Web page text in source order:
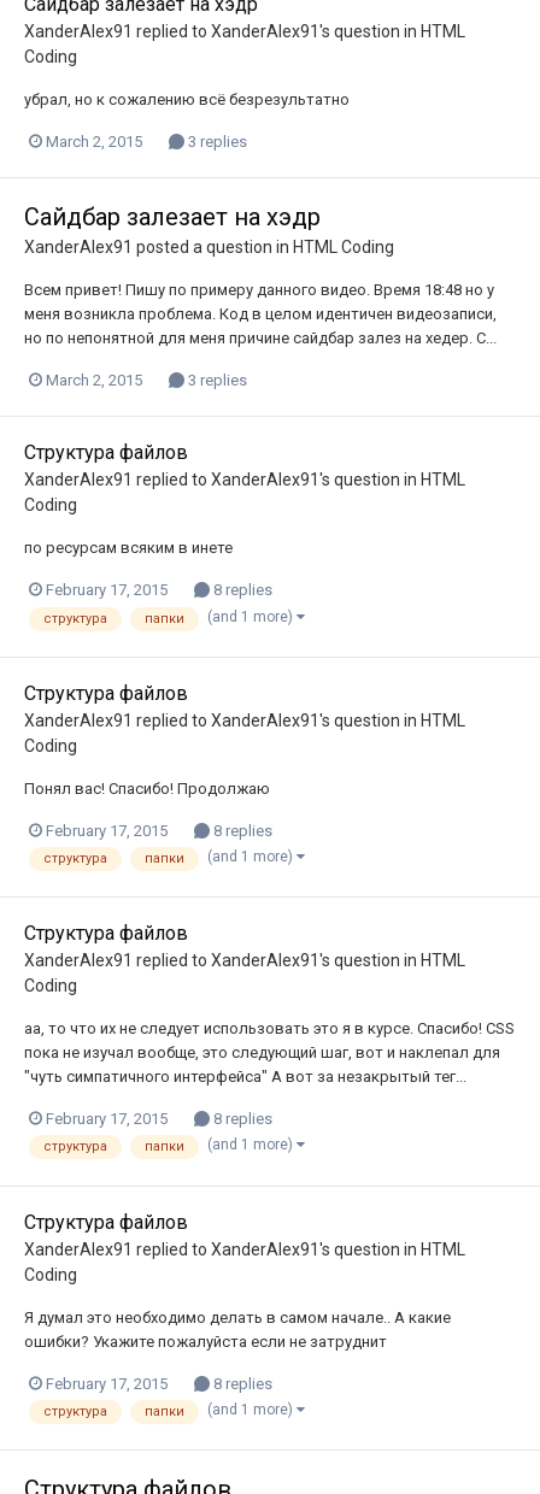
XanderAlex91 replied to XanderAlex91's question in HTML
Coding
убрал, но к сожалению всё безрезультатно
March 2, 2015 3 replies
Сайдбар залезает на хэдр
XanderAlex91 posted a question in HTML Coding
Всем привет! Пишу по примеру данного видео. Время 18:48 но у
меня возникла проблема. Код в целом идентичен видеозаписи,
но по непонятной для меня причине сайдбар залез на хедер. С...
March 2, 2015 3 replies
Структура файлов
XanderAlex91 replied to XanderAlex91's question in HTML
Coding
по ресурсам всяким в инете
February 17, 2015 8 replies
структура папки (and 1 more)
Структура файлов
XanderAlex91 replied to XanderAlex91's question in HTML
Coding
Понял вас! Спасибо! Продолжаю
February 17, 2015 8 replies
структура папки (and 1 more)
Структура файлов
XanderAlex91 replied to XanderAlex91's question in HTML
Coding
аа, то что их не следует использовать это я в курсе. Спасибо! CSS
пока не изучал вообще, это следующий шаг, вот и наклепал для
"чуть симпатичного интерфейса" А вот за незакрытый тег...
February 17, 2015 8 replies
структура папки (and 1 more)
Структура файлов
XanderAlex91 replied to XanderAlex91's question in HTML
Coding
Я думал это необходимо делать в самом начале.. А какие
ошибки? Укажите пожалуйста если не затруднит
February 17, 2015 8 replies
структура папки (and 1 more)